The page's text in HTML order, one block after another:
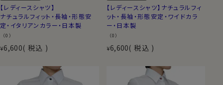
【レディースシャツ】
ナチュラルフィット・長袖・形態安
定・イタリアンカラー・日本製
（0）
¥6,600 税込
【レディースシャツ】ナチュラルフィ
ット・長袖・形態安定・ワイドカラ
ー・日本製
（0）
¥6,600 税込